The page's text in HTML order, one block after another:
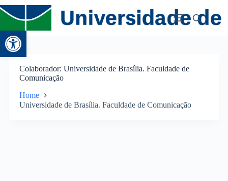
Abrir a barra de ferramentas
Colaborador Universidade de Brasília. Faculdade de
Comunicação
Home
Universidade de Brasília. Faculdade de Comunicação